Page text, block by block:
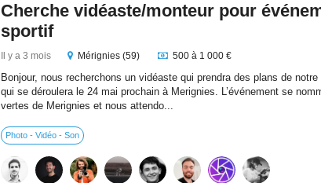
Cherche vidéaste/monteur pour
sportif
Il y a 3 mois Mérignies (59) 500 à 1 000 €
Bonjour, nous recherchons un vidéaste qui prendra des plans de
qui se déroulera le 24 mai prochain à Merignies. L’événement se
vertes de Merignies et nous attendo...
Photo - Vidéo - Son